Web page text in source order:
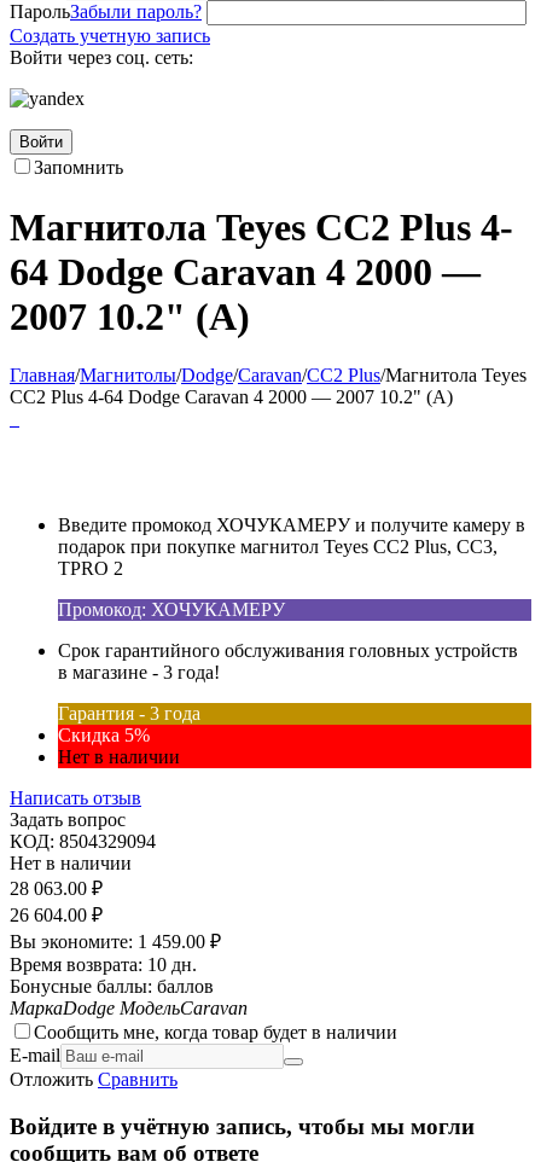
ПарольЗабыли пароль?
Создать учетную запись
Войти через соц. сеть:
Войти
Запомнить
Магнитола Teyes CC2 Plus 4-
64 Dodge Caravan 4 2000 —
2007 10.2" (A)
Главная/Магнитолы/Dodge/Caravan/CC2 Plus/Магнитола Teyes
CC2 Plus 4-64 Dodge Caravan 4 2000 — 2007 10.2" (A)
Введите промокод ХОЧУКАМЕРУ и получите камеру в
подарок при покупке магнитол Teyes CC2 Plus, CC3,
TPRO 2
Промокод: ХОЧУКАМЕРУ
Срок гарантийного обслуживания головных устройств
в магазине - 3 года!
Гарантия - 3 года
Скидка 5%
Нет в наличии
Написать отзыв
Задать вопрос
КОД: 8504329094
Нет в наличии
28 063.00 ₽
26 604.00 ₽
Вы экономите: 1 459.00 ₽
Время возврата: 10 дн.
Бонусные баллы: баллов
МаркаDodge МодельCaravan
Сообщить мне, когда товар будет в наличии
E-mail
Отложить Сравнить
Войдите в учётную запись, чтобы мы могли
сообщить вам об ответе